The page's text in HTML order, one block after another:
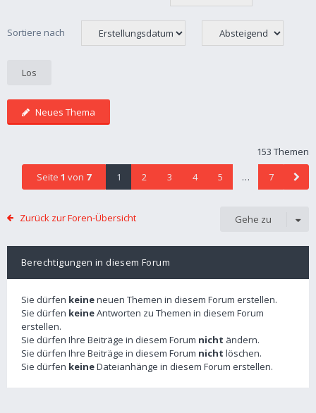
Sortiere nach
Neues Thema
153 Themen
Seite 1 von 7 1 2 3 4 5 … 7
Zurück zur Foren-Übersicht Gehe zu
Berechtigungen in diesem Forum
Sie dürfen keineneuen Themen in diesem Forum erstellen.
Sie dürfen keineAntworten zu Themen in diesem Forum
erstellen.
Sie dürfen Ihre Beiträge in diesem Forum nicht ändern.
Sie dürfen Ihre Beiträge in diesem Forum nicht löschen.
Sie dürfen keineDateianhänge in diesem Forum erstellen.